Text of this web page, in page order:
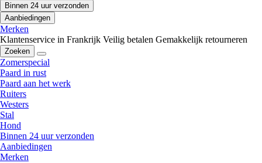
Binnen 24 uur verzonden
Aanbiedingen
Merken
Klantenservice in Frankrijk Veilig betalen Gemakkelijk retourneren
Zoeken
Zomerspecial
Paard in rust
Paard aan het werk
Ruiters
Westers
Stal
Hond
Binnen 24 uur verzonden
Aanbiedingen
Merken